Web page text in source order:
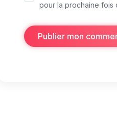
pour la prochaine fois
Publier mon